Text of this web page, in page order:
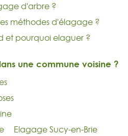
d'arbre ?
méthodes d'élagage ?
et pourquoi elaguer ?
une commune voisine ?
Elagage Sucy-en-Brie